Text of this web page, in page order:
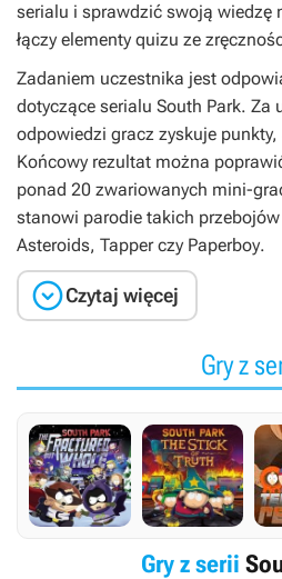
serialu i sprawdzić swoją wiedzę
łączy elementy quizu ze
Zadaniem uczestnika jest
dotyczące serialu South Park. Za
odpowiedzi gracz zyskuje punkty,
Końcowy rezultat można
ponad 20 zwariowanych mini-
stanowi parodie takich
Asteroids, Tapperczy Paperboy.
Czytaj więcej
Gry z
Gry z serii